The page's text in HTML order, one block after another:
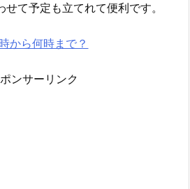
て予定も立てれて便利です。
から何時まで？
ンサーリンク